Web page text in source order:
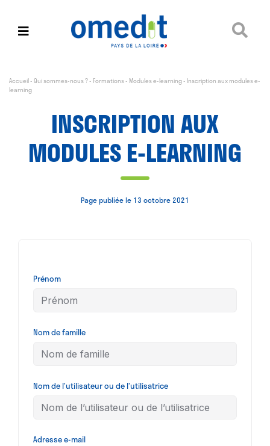
Accueil-Qui sommes-nous ?- Formations- Modules e-learning- Inscription aux modules e-
learning
INSCRIPTION AUX
MODULES E-LEARNING
Page publiée le 13 octobre 2021
Prénom
Nom de famille
Nom de l’utilisateur ou de l’utilisatrice
Adresse e-mail